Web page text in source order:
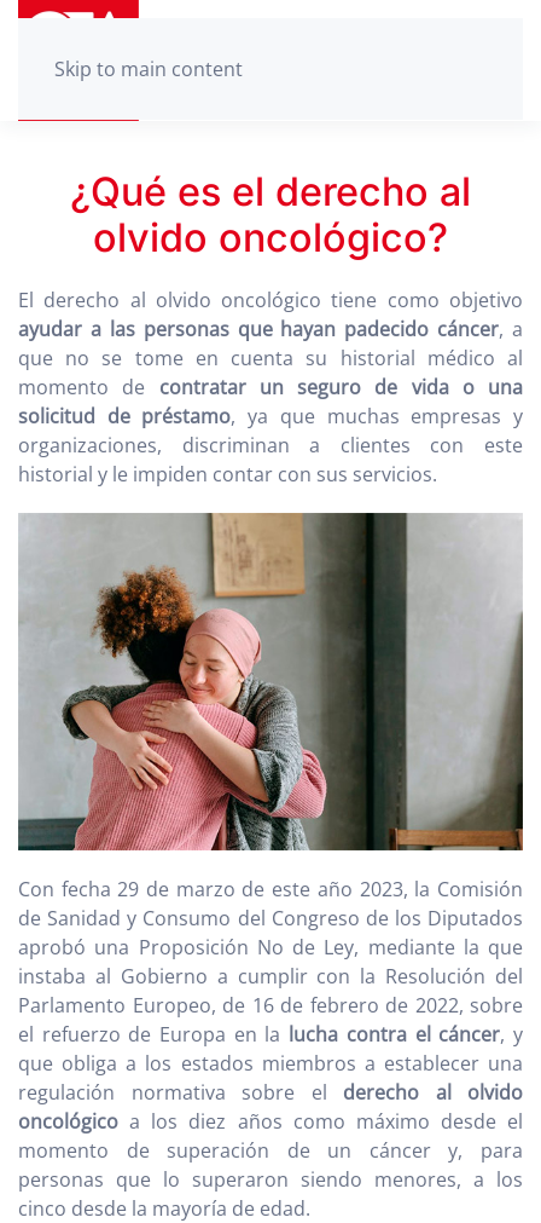
Skip to main content
¿Qué es el derecho al
olvido oncológico?
El derecho al olvido oncológico tiene como objetivo
ayudar a las personas que hayan padecido cáncer, a
que no se tome en cuenta su historial médico al
momento de contratar un seguro de vida o una
solicitud de préstamo, ya que muchas empresas y
organizaciones, discriminan a clientes con este
historial y le impiden contar con sus servicios.
Con fecha 29 de marzo de este año 2023, la Comisión
de Sanidad y Consumo del Congreso de los Diputados
aprobó una Proposición No de Ley, mediante la que
instaba al Gobierno a cumplir con la Resolución del
Parlamento Europeo, de 16 de febrero de 2022, sobre
el refuerzo de Europa en la lucha contra el cáncer, y
que obliga a los estados miembros a establecer una
regulación normativa sobre el derecho al olvido
oncológico a los diez años como máximo desde el
momento de superación de un cáncer y, para
personas que lo superaron siendo menores, a los
cinco desde la mayoría de edad.